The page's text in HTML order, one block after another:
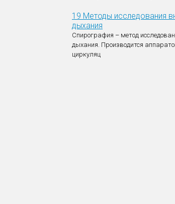
19 Методы исследования
дыхания
Спирография – метод
дыхания. Производится
циркуляц